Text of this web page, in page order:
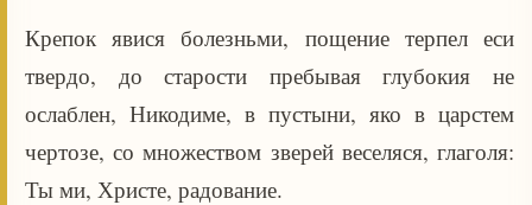
Крепок явися болезньми, пощение терпел еси
твердо, до старости пребывая глубокия не
ослаблен, Никодиме, в пустыни, яко в царстем
чертозе, со множеством зверей веселяся, глаголя:
Ты ми, Христе, радование.